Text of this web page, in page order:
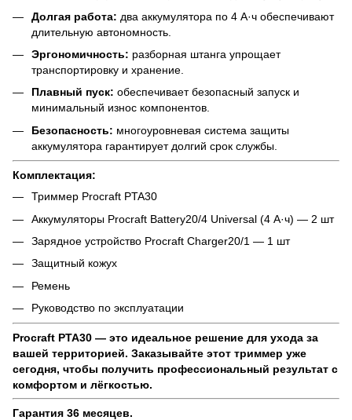
Долгая работа: два аккумулятора по 4 А·ч обеспечивают
длительную автономность.
Эргономичность: разборная штанга упрощает
транспортировку и хранение.
Плавный пуск: обеспечивает безопасный запуск и
минимальный износ компонентов.
Безопасность: многоуровневая система защиты
аккумулятора гарантирует долгий срок службы.
Комплектация:
Триммер Procraft PTA30
Аккумуляторы Procraft Battery20/4 Universal (4 А·ч) — 2 шт
Зарядное устройство Procraft Charger20/1 — 1 шт
Защитный кожух
Ремень
Руководство по эксплуатации
Procraft PTA30 — это идеальное решение для ухода за
вашей территорией. Заказывайте этот триммер уже
сегодня, чтобы получить профессиональный результат с
комфортом и лёгкостью.
Гарантия 36 месяцев.